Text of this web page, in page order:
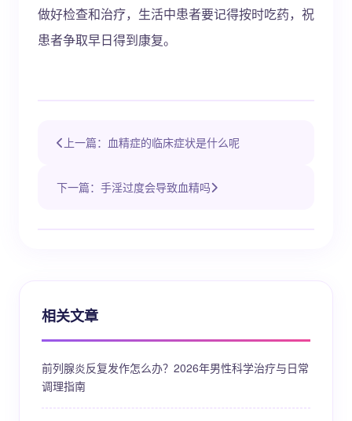
做好检查和治疗，生活中患者要记得按时吃药，祝
患者争取早日得到康复。
上一篇：血精症的临床症状是什么呢
下一篇：手淫过度会导致血精吗
相关文章
前列腺炎反复发作怎么办？2026年男性科学治疗与日常
调理指南